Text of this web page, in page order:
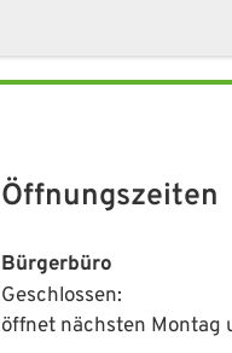
Öffnungszeiten
Bürgerbüro
Klicken, um weitere
Geschlossen:
öffnet nächsten Montag